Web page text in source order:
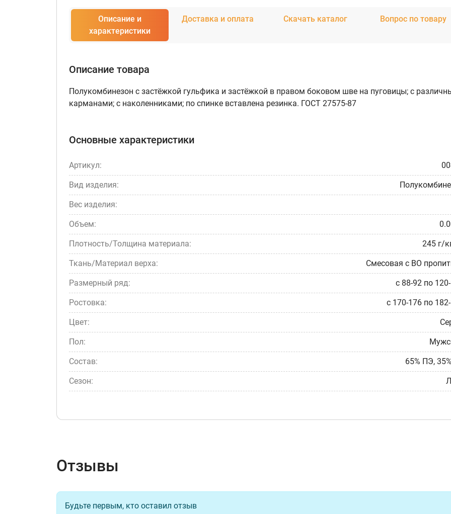
Описание и
характеристики
Доставка и оплата Скачать каталог Вопрос по товару
Описание товара
Полукомбинезон с застёжкой гульфика и застёжкой в правом боковом шве на пуговицы; с
карманами; с наколенниками; по спинке вставлена резинка. ГОСТ 27575-87
Основные характеристики
Артикул:
Вид изделия:
Вес изделия:
Объем:
Плотность/Толщина материала: 245 г/
Ткань/Материал верха: Смесовая с ВО
Размерный ряд: с 88-92 по
Ростовка: с 170-176 по
Цвет:
Пол:
Состав: 65% ПЭ,
Сезон:
Отзывы
Будьте первым, кто оставил отзыв